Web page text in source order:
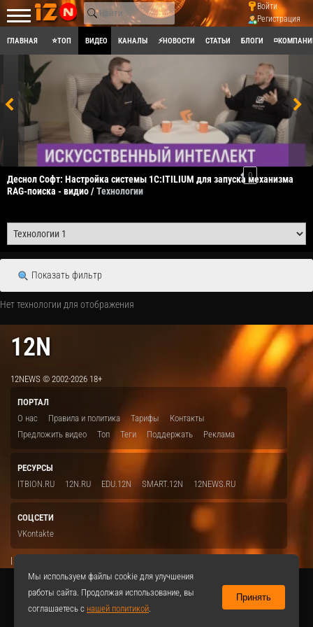
Войти
Регистрация
ГЛАВНАЯ ⭐ТОП ВИДЕО КАНАЛЫ ⚡НОВОСТИ СТАТЬИ БЛОГИ
Деснол Со​фт: Настройка системы 1С:ITILIUM для запуска механизма
RAG-поиска - видио /Технологии
0
Показать фильтр
Нет технологии для отображения
12N
12NEWS © 2002-2026 18+
ПОРТАЛ
О нас
Правила и политика Тарифы
Контакты
Предложить видео
Топ Теги Поддержать Реклама
РЕСУРСЫ
ITBION.RU
12N.RU EDU.12N SMART.12N 12NEWS.RU
СОЦСЕТИ
VKontakte
|
Мы используем файлы cookie для улучшения
работы сайта. Продолжая использование, вы
соглашаетесь с нашей политикой.
Принять